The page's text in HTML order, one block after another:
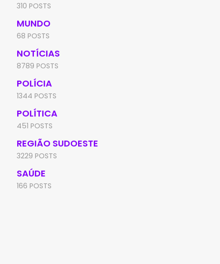
310 POSTS
MUNDO
68 POSTS
NOTÍCIAS
8789 POSTS
POLÍCIA
1344 POSTS
POLÍTICA
451 POSTS
REGIÃO SUDOESTE
3229 POSTS
SAÚDE
166 POSTS